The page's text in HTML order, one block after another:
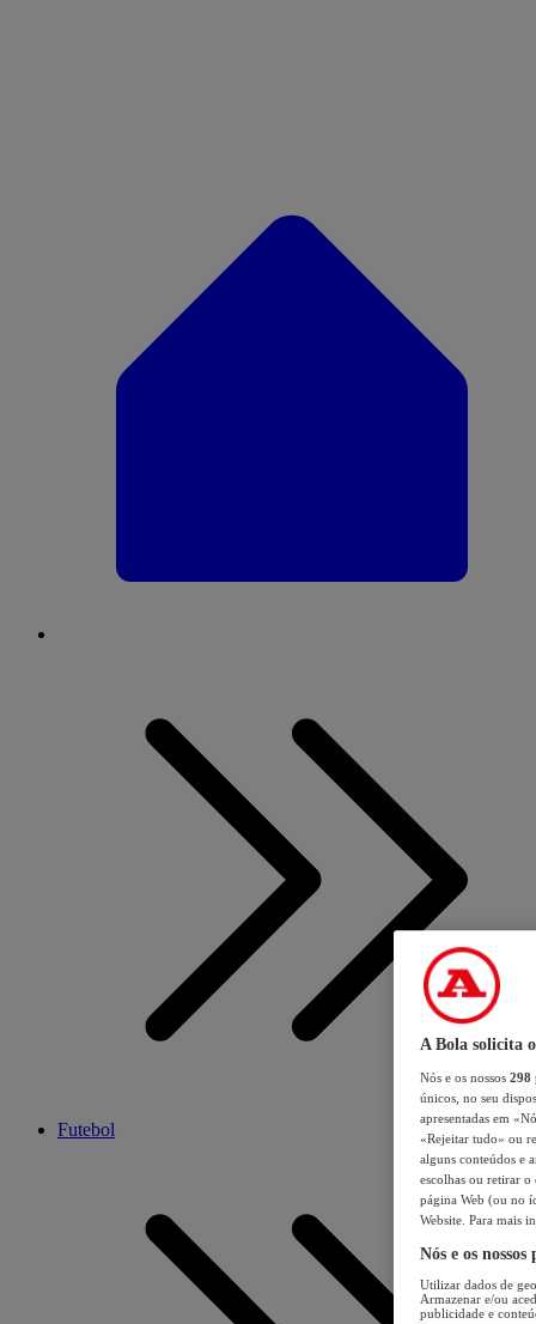
Futebol
A Bola solicita
Nós e os nossos 298
únicos, no seu
apresentadas em
«Rejeitar tudo» ou
alguns conteúdos e
escolhas ou retirar
página Web (ou no
Website. Para mais
Nós e os
Utilizar dados de
Armazenar e/ou
publicidade e